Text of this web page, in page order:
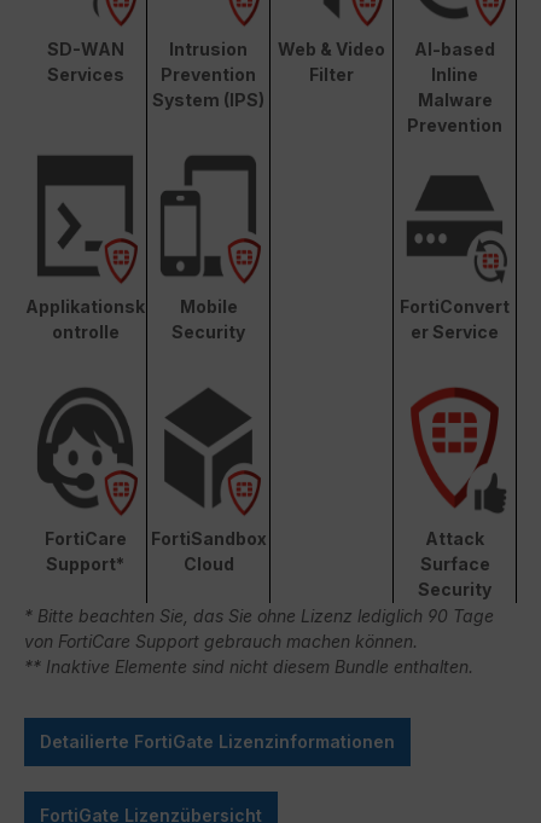
SD-WAN
Services
Intrusion
Prevention
System (IPS)
Web & Video
Filter
AI-based
Inline
Malware
Prevention
Applikationsk
ontrolle
Mobile
Security
FortiConvert
er Service
FortiCare
Support*
FortiSandbox
Cloud
Attack
Surface
Security
* Bitte beachten Sie, das Sie ohne Lizenz lediglich 90 Tage
von FortiCare Support gebrauch machen können.
** Inaktive Elemente sind nicht diesem Bundle enthalten.
Detailierte FortiGate Lizenzinformationen
FortiGate Lizenzübersicht